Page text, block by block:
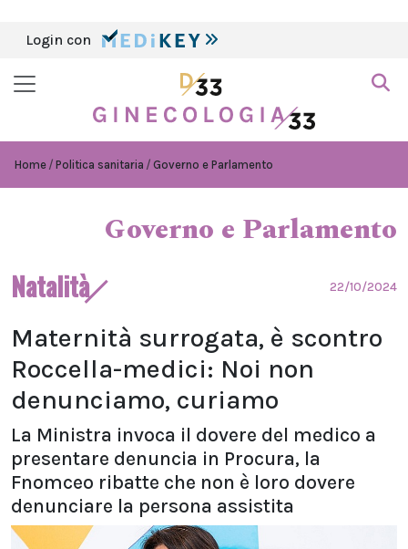
Login con
Home Politica sanitaria Governo e Parlamento
Governo e Parlamento
Natalità 22/10/2024
Maternità surrogata, è scontro
Roccella-medici: Noi non
denunciamo, curiamo
La Ministra invoca il dovere del medico a
presentare denuncia in Procura, la
Fnomceo ribatte che non è loro dovere
denunciare la persona assistita